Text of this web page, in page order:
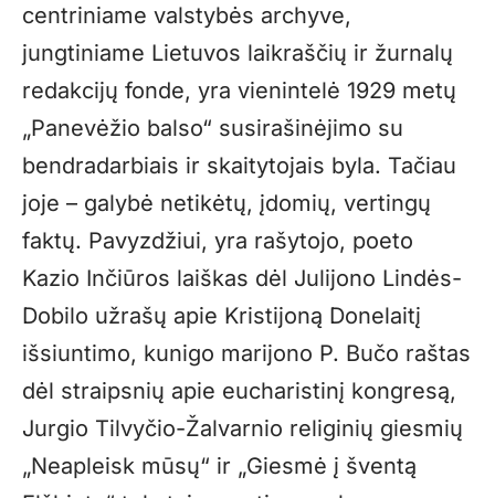
centriniame valstybės archyve,
jungtiniame Lietuvos laikraščių ir žurnalų
redakcijų fonde, yra vienintelė 1929 metų
„Panevėžio balso“ susirašinėjimo su
bendradarbiais ir skaitytojais byla. Tačiau
joje – galybė netikėtų, įdomių, vertingų
faktų. Pavyzdžiui, yra rašytojo, poeto
Kazio Inčiūros laiškas dėl Julijono Lindės-
Dobilo užrašų apie Kristijoną Donelaitį
išsiuntimo, kunigo marijono P. Bučo raštas
dėl straipsnių apie eucharistinį kongresą,
Jurgio Tilvyčio-Žalvarnio religinių giesmių
„Neapleisk mūsų“ ir „Giesmė į šventą